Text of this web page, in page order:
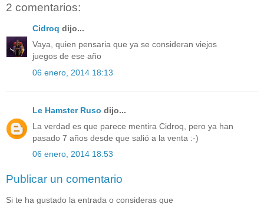
2 comentarios:
Cidroq dijo...
Vaya, quien pensaria que ya se consideran viejos
juegos de ese año
06 enero, 2014 18:13
Le Hamster Ruso dijo...
La verdad es que parece mentira Cidroq, pero ya han
pasado 7 años desde que salió a la venta :-)
06 enero, 2014 18:53
Publicar un comentario
Si te ha gustado la entrada o consideras que